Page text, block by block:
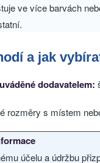
ve více barvách
a jak
dodavatelem:
rozměry s místem
účelu a údržbu